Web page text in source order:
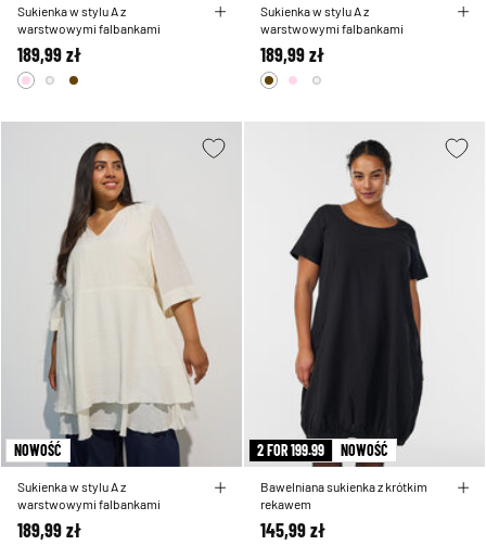
Sukienka w stylu A z
warstwowymi falbankami
189,99 zł
Sukienka w stylu A z
warstwowymi falbankami
189,99 zł
NOWOŚĆ
Sukienka w stylu A z
warstwowymi falbankami
189,99 zł
2 FOR 199.99 NOWOŚĆ
Bawelniana sukienka z krótkim
rekawem
145,99 zł